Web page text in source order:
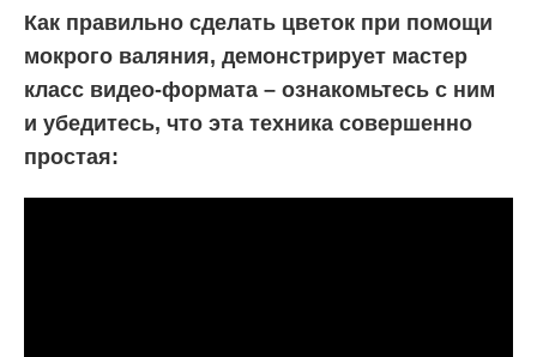
Как правильно сделать цветок при помощи
мокрого валяния, демонстрирует мастер
класс видео-формата – ознакомьтесь с ним
и убедитесь, что эта техника совершенно
простая: